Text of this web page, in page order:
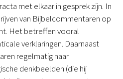
met elkaar in gesprek zijn. In
van Bijbelcommentaren op
Het betreffen vooral
verklaringen. Daarnaast
regelmatig naar
denkbeelden (die hij